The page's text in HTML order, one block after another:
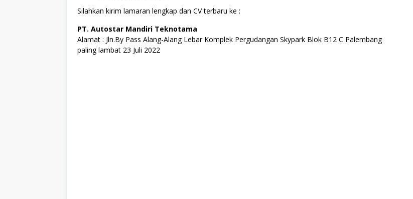
Silahkan kirim lamaran lengkap dan CV terbaru ke :
PT. Autostar Mandiri Teknotama
Alamat : Jln.By Pass Alang-Alang Lebar Komplek Pergudangan Skypark Blok B12 C Palembang
paling lambat 23 Juli 2022